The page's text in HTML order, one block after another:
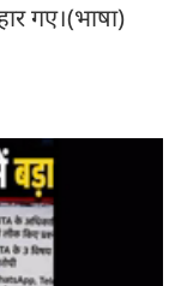
गए।(भाषा)